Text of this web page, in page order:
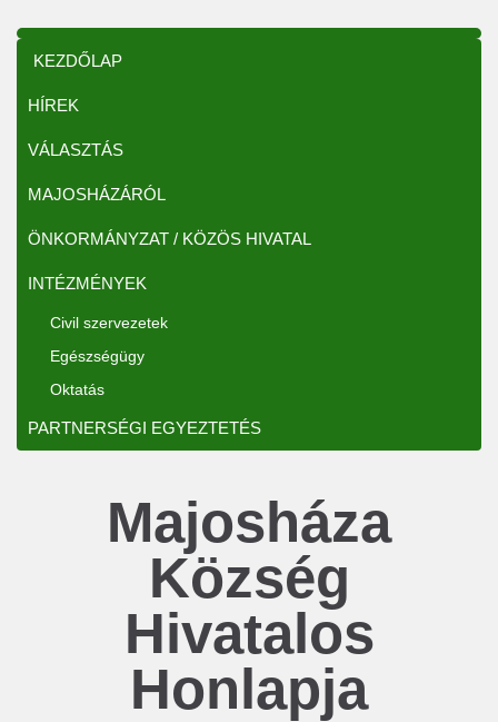
KEZDŐLAP
HÍREK
VÁLASZTÁS
MAJOSHÁZÁRÓL
ÖNKORMÁNYZAT / KÖZÖS HIVATAL
INTÉZMÉNYEK
Civil szervezetek
Egészségügy
Oktatás
PARTNERSÉGI EGYEZTETÉS
Majosháza
Község
Hivatalos
Honlapja